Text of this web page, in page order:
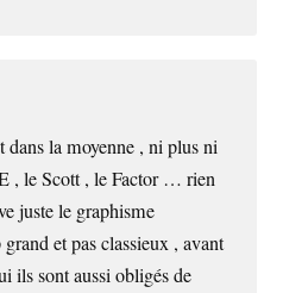
la moyenne , ni plus ni
, le Scott , le Factor … rien
juste le graphisme
et pas classieux , avant
ils sont aussi obligés de